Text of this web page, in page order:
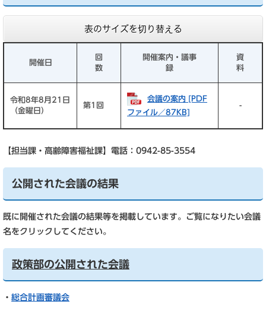
表のサイズを切り替える
開催日
回
数
開催案内・議事
録
資
料
令和8年8月21日
（金曜日）
第1回
会議の案内 [PDF
ファイル／87KB]
-
【担当課・高齢障害福祉課】電話：0942-85-3554
公開された会議の結果
既に開催された会議の結果等を掲載しています。ご覧になりたい会議
名をクリックしてください。
政策部の公開された会議
・ 総合計画審議会